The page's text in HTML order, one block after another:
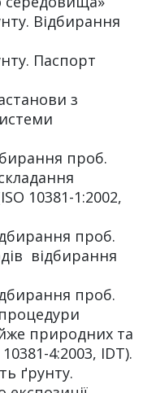
Відбирання
Паспорт
з
проб.
10381-1:2002,
проб.
відбирання
проб.
природних та
4:2003, IDT).
ґрунту.